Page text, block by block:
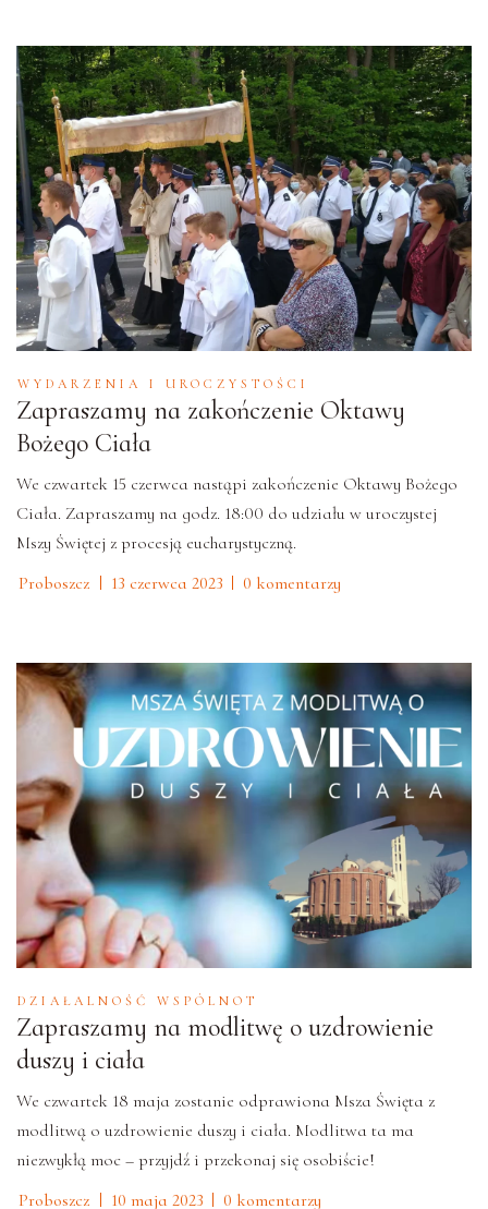
WYDARZENIA I UROCZYSTOŚCI
Zapraszamy na zakończenie Oktawy
Bożego Ciała
We czwartek 15 czerwca nastąpi zakończenie Oktawy Bożego
Ciała. Zapraszamy na godz. 18:00 do udziału w uroczystej
Mszy Świętej z procesją eucharystyczną.
Proboszcz
13 czerwca 2023 0 komentarzy
DZIAŁALNOŚĆ WSPÓLNOT
Zapraszamy na modlitwę o uzdrowienie
duszy i ciała
We czwartek 18 maja zostanie odprawiona Msza Święta z
modlitwą o uzdrowienie duszy i ciała. Modlitwa ta ma
niezwykłą moc – przyjdź i przekonaj się osobiście!
Proboszcz
10 maja 2023 0 komentarzy